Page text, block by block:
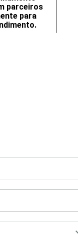
parceiros
para